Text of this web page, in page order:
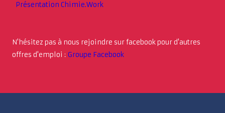
Présentation Chimie.Work
N'hésitez pas à nous rejoindre sur facebook pour d'autres
offres d'emploi : Groupe Facebook